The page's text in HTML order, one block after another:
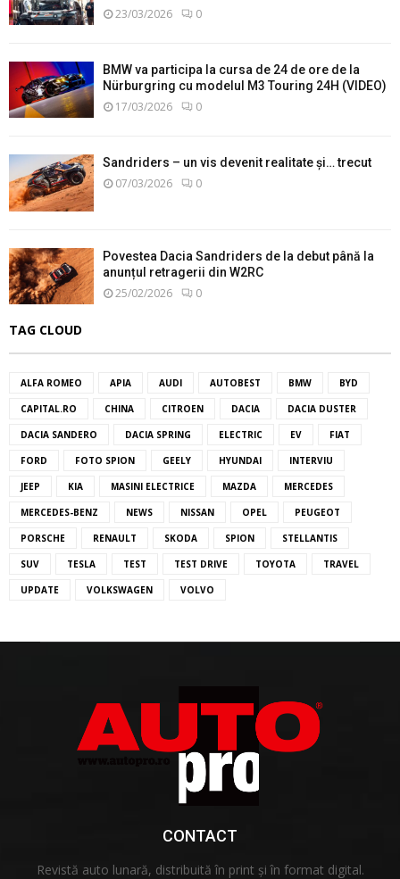
23/03/2026 0
BMW va participa la cursa de 24 de ore de la
Nürburgring cu modelul M3 Touring 24H (VIDEO)
17/03/2026 0
Sandriders – un vis devenit realitate și… trecut
07/03/2026 0
Povestea Dacia Sandriders de la debut până la
anunțul retragerii din W2RC
25/02/2026 0
TAG CLOUD
ALFA ROMEO APIA AUDI AUTOBEST BMW BYD
CAPITAL.RO CHINA CITROEN DACIA DACIA DUSTER
DACIA SANDERO DACIA SPRING ELECTRIC EV FIAT
FORD FOTO SPION GEELY HYUNDAI INTERVIU
JEEP KIA MASINI ELECTRICE MAZDA MERCEDES
MERCEDES-BENZ NEWS NISSAN OPEL PEUGEOT
PORSCHE RENAULT SKODA SPION STELLANTIS
SUV TESLA TEST TEST DRIVE TOYOTA TRAVEL
UPDATE VOLKSWAGEN VOLVO
CONTACT
Revistă auto lunară, distribuită în print și în format digital.